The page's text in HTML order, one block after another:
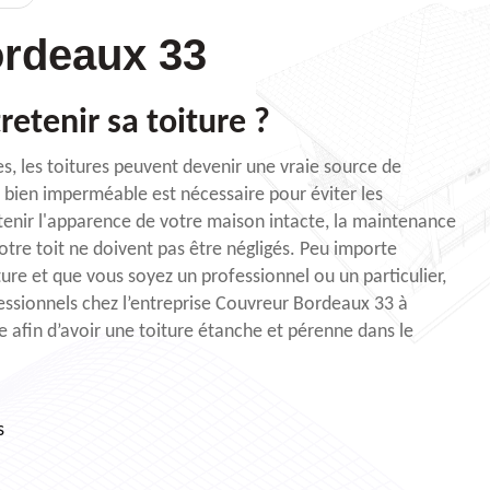
33
sa toiture ?
les toitures peuvent devenir une vraie source de
imperméable est nécessaire pour éviter les
l'apparence de votre maison intacte, la maintenance
toit ne doivent pas être négligés. Peu importe
et que vous soyez un professionnel ou un particulier,
chez l’entreprise Couvreur Bordeaux 33 à
afin d’avoir une toiture étanche et pérenne dans le